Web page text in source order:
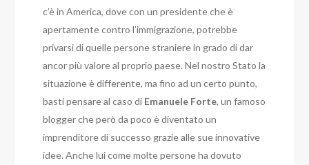
c’è in America, dove con un presidente che è
apertamente contro l’immigrazione, potrebbe
privarsi di quelle persone straniere in grado di dar
ancor più valore al proprio paese. Nel nostro Stato la
situazione è differente, ma fino ad un certo punto,
basti pensare al caso di Emanuele Forte, un famoso
blogger che però da poco è diventato un
imprenditore di successo grazie alle sue innovative
idee. Anche lui come molte persone ha dovuto